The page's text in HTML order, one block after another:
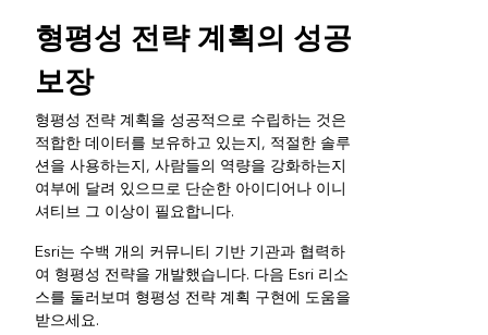
형평성 전략 계획의 성공
보장
형평성 전략 계획을 성공적으로 수립하는 것은
적합한 데이터를 보유하고 있는지, 적절한 솔루
션을 사용하는지, 사람들의 역량을 강화하는지
여부에 달려 있으므로 단순한 아이디어나 이니
셔티브 그 이상이 필요합니다.
Esri는 수백 개의 커뮤니티 기반 기관과 협력하
여 형평성 전략을 개발했습니다. 다음 Esri 리소
스를 둘러보며 형평성 전략 계획 구현에 도움을
받으세요.